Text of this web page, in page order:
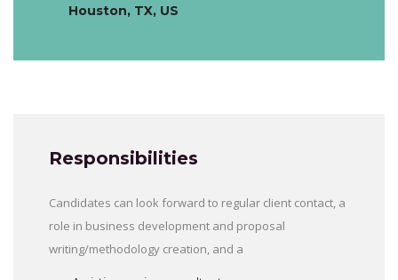
Houston, TX, US
Responsibilities
Candidates can look forward to regular client contact, a
role in business development and proposal
writing/methodology creation, and a